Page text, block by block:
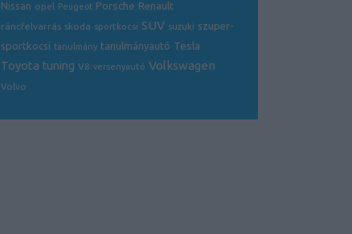
Nissan opel Peugeot Porsche Renault
ráncfelvarrás skoda sportkocsi SUV suzuki szuper-
sportkocsi tanulmány tanulmányautó Tesla
Toyota tuning V8 versenyautó Volkswagen
Volvo